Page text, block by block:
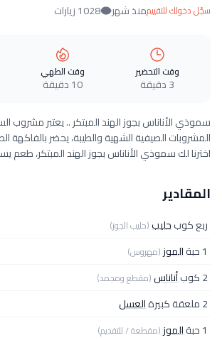
سجّل دخولك للتقييممنذ شهر 1028 زيارات
وقت التحضير
3 دقيقة
وقت الطهي
10 دقيقة
سموذي الأناناس بجوز الهند المبتكر .. يعتبر
المشروبات الصيفية الشهية والطيبة، يحضر بالفاكهة
اخترنا لك سموذي الأناناس بجوز الهند المبتكر، طعم
المقادير
ربع كوبحليب(حليب الجوز)
1 حبة الموز (مهروس)
2 كوب أناناس(مقطع ومجمد)
2 ملعقة كبيرة
العسل
1 حبة
الموز (مقطعة / للتقديم)